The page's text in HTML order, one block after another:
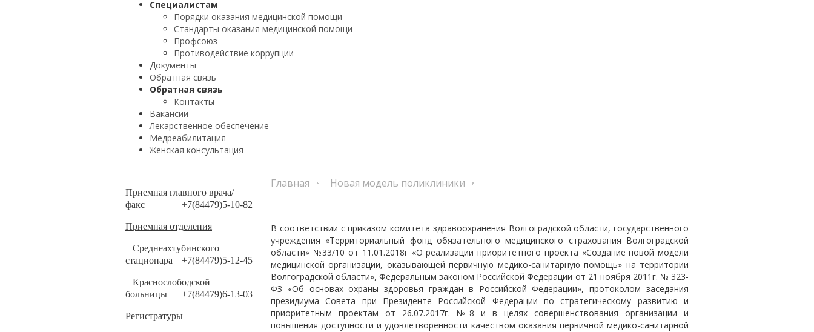
Специалистам
Порядки оказания медицинской помощи
Стандарты оказания медицинской помощи
Профсоюз
Противодействие коррупции
Документы
Обратная связь
Обратная связь
Контакты
Вакансии
Лекарственное обеспечение
Медреабилитация
Женская консультация
Приемная главного врача/
факс
+7(84479)5-10-82
Приемная отделения
Среднеахтубинского
стационара
+7(84479)5-12-45
Краснослободской
больницы
+7(84479)6-13-03
Регистратуры
Главная Новая модель поликлиники
В соответствии с приказом комитета здравоохранения Волгоградской области, государственного
учреждения «Территориальный фонд обязательного медицинского страхования Волгоградской
области» №33/10 от 11.01.2018г «О реализации приоритетного проекта «Создание новой модели
медицинской организации, оказывающей первичную медико-санитарную помощь» на территории
Волгоградской области», Федеральным законом Российской Федерации от 21 ноября 2011г. № 323-
ФЗ «Об основах охраны здоровья граждан в Российской Федерации», протоколом заседания
президиума Совета при Президенте Российской Федерации по стратегическому развитию и
приоритетным проектам от 26.07.2017г. №8 и в целях совершенствования организации и
повышения доступности и удовлетворенности качеством оказания первичной медико-санитарной